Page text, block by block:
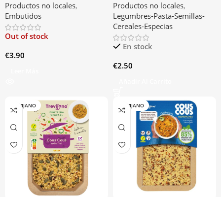
Productos no locales,
Embutidos
Out of stock
€3.90
Productos no locales,
Legumbres-Pasta-Semillas-
Cereales-Especias
En stock
€2.50
TREVIJANO TREVIJANO